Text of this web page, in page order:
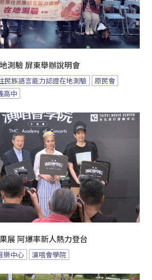
測驗 屏東舉辦說明會
民族語言能力認證在地測驗
原民會
高中
展 阿爆率新人熱力登台
樂中心 演唱會學院